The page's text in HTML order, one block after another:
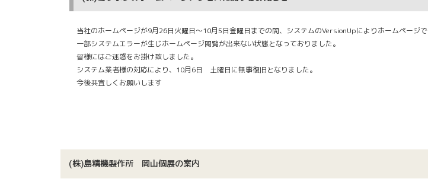
当社のホームページが9月26日火曜日～10月5日金曜日までの間、システムのVersionUpによりホームページで
一部システムエラーが生じホームページ閲覧が出来ない状態となっておりました。
皆様にはご迷惑をお掛け致しました。
システム業者様の対応により、10月6日 土曜日に無事復旧となりました。
今後共宜しくお願いします
(株)島精機製作所 岡山個展の案内